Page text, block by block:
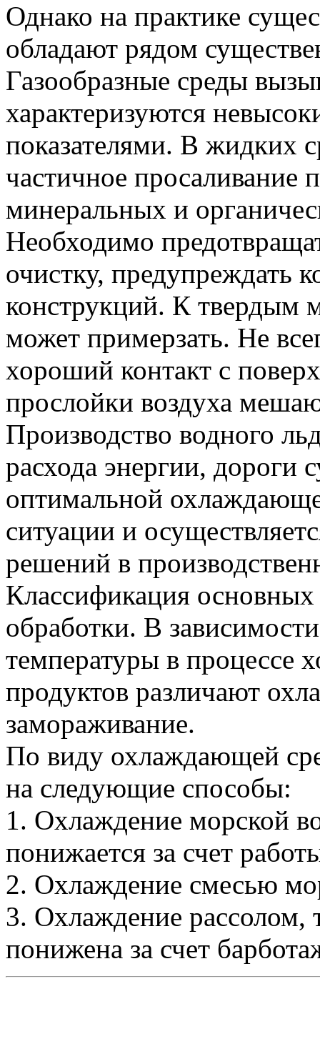
Однако на практике
обладают рядом
Газообразные среды
характеризуются
показателями. В жидких
частичное просаливание
минеральных и
Необходимо
очистку, предупреждать
конструкций. К твердым
может примерзать. Не
хороший контакт с
прослойки воздуха
Производство водного
расхода энергии, дороги
оптимальной
ситуации и
решений в
Классификация
обработки. В
температуры в процессе
продуктов различают
замораживание.
По виду охлаждающей
на следующие способы:
1. Охлаждение морской
понижается за счет
2. Охлаждение смесью
3. Охлаждение рассолом,
понижена за счет